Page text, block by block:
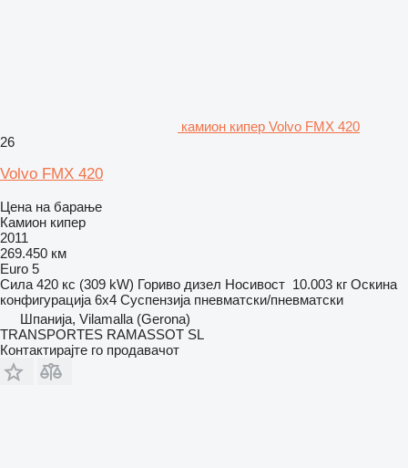
камион кипер Volvo FMX 420
26
Volvo FMX 420
Цена на барање
Камион кипер
2011
269.450 км
Euro 5
Сила 420 кс (309 kW) Гориво дизел Носивост 10.003 кг Оскина
конфигурација 6x4 Суспензија пневматски/пневматски
Шпанија, Vilamalla (Gerona)
TRANSPORTES RAMASSOT SL
Контактирајте го продавачот